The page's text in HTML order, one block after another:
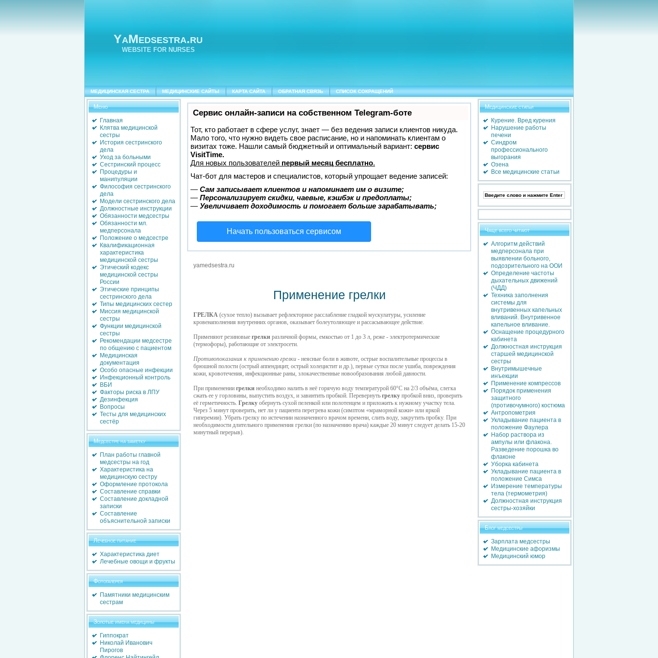
YaMedsestra.ru
WEBSITE FOR NURSES
МЕДИЦИНСКАЯ СЕСТРА МЕДИЦИНСКИЕ САЙТЫ КАРТА САЙТА ОБРАТНАЯ СВЯЗЬ СПИСОК СОКРАЩЕНИЙ
Меню
Главная
Клятва медицинской
сестры
История сестринского
дела
Уход за больными
Сестринский процесс
Процедуры и
манипуляции
Философия сестринского
дела
Модели сестринского дела
Должностные инструкции
Обязанности медсестры
Обязанности мл.
медперсонала
Положение о медсестре
Квалификационная
характеристика
медицинской сестры
Этический кодекс
медицинской сестры
России
Этические принципы
сестринского дела
Типы медицинских сестер
Миссия медицинской
сестры
Функции медицинской
сестры
Рекомендации медсестре
по общению с пациентом
Медицинская
документация
Особо опасные инфекции
Инфекционный контроль
ВБИ
Факторы риска в ЛПУ
Дезинфекция
Вопросы
Тесты для медицинских
сестёр
Медсестре на заметку
План работы главной
медсестры на год
Характеристика на
медицинскую сестру
Оформление протокола
Составление справки
Составление докладной
записки
Составление
объяснительной записки
Лечебное питание
Характеристика диет
Лечебные овощи и фрукты
Фотогалерея
Памятники медицинским
сестрам
Золотые имена медицины
Гиппократ
Николай Иванович
Пирогов
Сервис онлайн-записи на собственном Telegram-боте
Тот, кто работает в сфере услуг, знает — без ведения записи клиентов никуда.
Мало того, что нужно видеть свое расписание, но и напоминать клиентам о
визитах тоже. Нашли самый бюджетный и оптимальный вариант: сервис
VisitTime.
Для новых пользователей первый месяц бесплатно.
Чат-бот для мастеров и специалистов, который упрощает ведение записей:
— Сам записывает клиентов и напоминает им о визите;
— Персонализирует скидки, чаевые, кэшбэк и предоплаты;
— Увеличивает доходимость и помогает больше зарабатывать;
Начать пользоваться сервисом
yamedsestra.ru
Применение грелки
ГРЕЛКА (сухое тепло) вызывает рефлекторное расслабление гладкой мускулатуры, усиление
кровенаполнения внутренних органов, оказывает болеутоляющее и рассасывающее действие.
Применяют резиновые грелки различной формы, емкостью от 1 до 3 л, реже - электротермические
(термофоры), работающие от электросети.
Противопоказания к применению грелки - неясные боли в животе, острые воспалительные процессы в
брюшной полости (острый аппендицит, острый холецистит и др.), первые сутки после ушиба, повреждения
кожи, кровотечения, инфекционные раны, злокачественные новообразования любой давности.
При применении грелки необходимо налить в неё горячую воду температурой 60°С на 2/3 объёма, слегка
сжать ее у горловины, выпустить воздух, и завинтить пробкой. Перевернуть грелку пробкой вниз, проверить
её герметичность. Грелку обернуть сухой пеленкой или полотенцем и приложить к нужному участку тела.
Через 5 минут проверить, нет ли у пациента перегрева кожи (симптом «мраморной кожи» или яркой
гиперемии). Убрать грелку по истечении назначенного врачом времени, слить воду, закрутить пробку. При
необходимости длительного применения грелки (по назначению врача) каждые 20 минут следует делать 15-20
минутный перерыв).
Медицинские статьи
Курение. Вред курения
Нарушение работы
печени
Синдром
профессионального
выгорания
Озена
Все медицинские статьи
Чаще всего читают
Алгоритм действий
медперсонала при
выявлении больного,
подозрительного на ООИ
Определение частоты
дыхательных движений
(ЧДД)
Техника заполнения
системы для
внутривенных капельных
вливаний. Внутривенное
капельное вливание.
Оснащение процедурного
кабинета
Должностная инструкция
старшей медицинской
сестры
Внутримышечные
инъекции
Применение компрессов
Порядок применения
защитного
(противочумного) костюма
Антропометрия
Укладывание пациента в
положение Фаулера
Набор раствора из
ампулы или флакона.
Разведение порошка во
флаконе
Уборка кабинета
Укладывание пациента в
положение Симса
Измерение температуры
тела (термометрия)
Должностная инструкция
сестры-хозяйки
Блог медсестры
Зарплата медсестры
Медицинские афоризмы
Медицинский юмор